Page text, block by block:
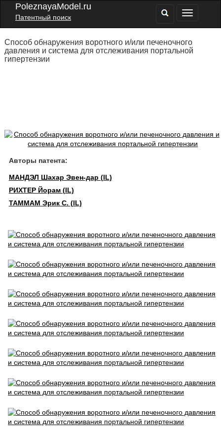
PoleznayaModel.ru
Патентный поиск
Способ обнаружения воротного и/или печеночного
давления и система для отслеживания портальной
гипертензии
Авторы патента:
МАНДЭЛ Шахар Эвен-дар (IL)
РИХТЕР Йорам (IL)
ТАММАМ Эрик С. (IL)